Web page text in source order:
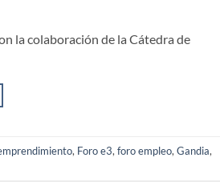
la colaboración de la Cátedra de
, Foro e3, foro empleo, Gandia,